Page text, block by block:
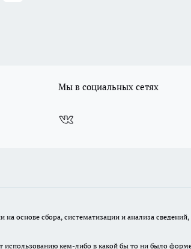
Мы в социальных сетях
основе сбора, систематизации и анализа
использованию кем-либо в какой бы то ни было